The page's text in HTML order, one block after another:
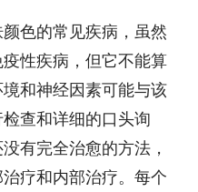
色的常见疾病，虽然
性疾病，但它不能算
和神经因素可能与该
查和详细的口头询
有完全治愈的方法，
疗和内部治疗。每个